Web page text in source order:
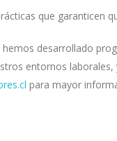
que garanticen
desarrollado
entornos
para mayor